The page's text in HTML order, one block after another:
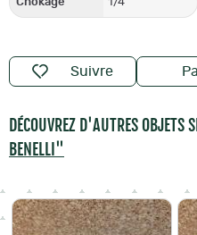
Suivre
DÉCOUVREZ D'AUTRES OBJETS
BENELLI"